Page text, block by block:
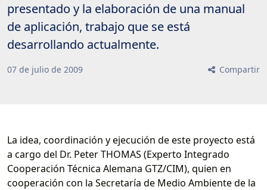
presentado y la elaboración de una manual
de aplicación, trabajo que se está
desarrollando actualmente.
07 de julio de 2009 Compartir
La idea, coordinación y ejecución de este proyecto está
a cargo del Dr. Peter THOMAS (Experto Integrado
Cooperación Técnica Alemana GTZ/CIM), quien en
cooperación con la Secretaría de Medio Ambiente de la